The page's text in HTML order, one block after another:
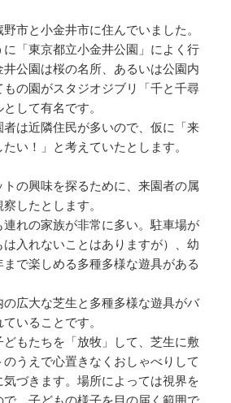
市と小金井市に住んでいました。
「東京都立小金井公園」によく行
公園は桜の名所、あるいは公園内
の園がスタジオジブリ「千と千尋
して有名です。
は近隣住民が多いので、仮に「来
い！」と考えていたとします。
の興味を探るために、来園者の属
したとします。
れの家族が非常に多い。駐車場が
入れないことはありますが）、幼
で楽しめる多種多様な遊具がある
広大な芝生と多種多様な遊具がバ
いることです。
もたちを「放牧」して、芝生に敷
うえで心置きなくおしゃべりして
づきます。場所によっては視界を